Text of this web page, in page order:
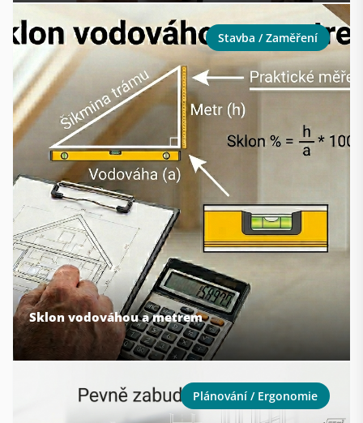
Stavba / Zaměření
Sklon vodováhou a metrem
Plánování / Ergonomie